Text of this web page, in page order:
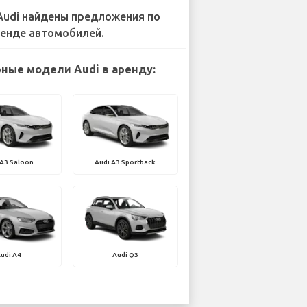
найдены предложения по
автомобилей.
модели Audi в аренду:
Saloon Audi A3 Sportback
A4 Audi Q3